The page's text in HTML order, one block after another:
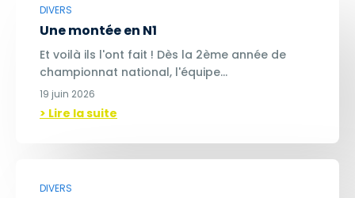
DIVERS
Une montée en N1
Et voilà ils l'ont fait ! Dès la 2ème année de
championnat national, l'équipe…
19 juin 2026
> Lire la suite
DIVERS